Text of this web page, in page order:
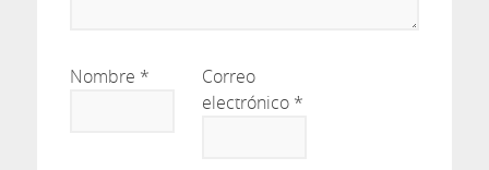
Nombre *
Correo
electrónico *